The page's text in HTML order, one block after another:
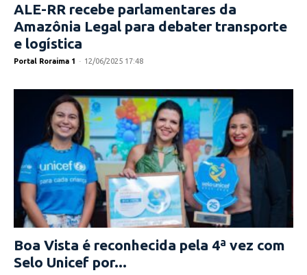
ALE-RR recebe parlamentares da
Amazônia Legal para debater transporte
e logística
Portal Roraima 1 - 12/06/2025 17:48
Boa Vista é reconhecida pela 4ª vez com
Selo Unicef por...